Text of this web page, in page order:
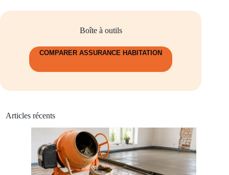
Boîte à outils
COMPARER ASSURANCE HABITATION
Articles récents